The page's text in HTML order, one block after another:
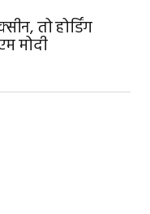
तो होर्डिंग
मोदी